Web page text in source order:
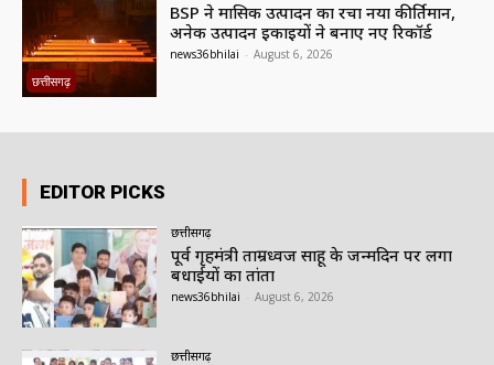
छत्तीसगढ़
BSP ने मासिक उत्पादन का रचा नया कीर्तिमान,
अनेक उत्पादन इकाइयों ने बनाए नए रिकॉर्ड
news36bhilai - August 6, 2026
EDITOR PICKS
छत्तीसगढ़
पूर्व गृहमंत्री ताम्रध्वज साहू के जन्मदिन पर लगा
बधाईयों का तांता
news36bhilai August 6, 2026
छत्तीसगढ़